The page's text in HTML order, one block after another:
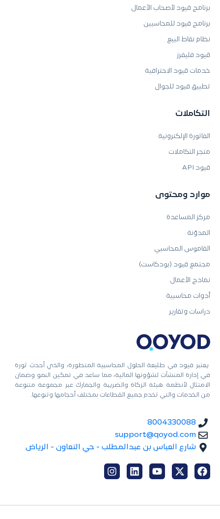
يعتبر قيود في طليعة الحلول المحاسبية المتطورة، والذي أحدث ثورة
في إدارة المنشآت لشؤونها المالية، مما ساعد في تمكين النمو وضمان
الامتثال لأنظمة هيئة الزكاة والضريبة والجمارك عبر مجموعة متنوعة
من الخدمات والتي تخدم جميع القطاعات بمختلف أحجامها وتنوعها.
8004330088
support@qoyod.com
شارع العباس بن عبدالمطلب - حي التعاون - الرياض
برنامج قيود لأصحاب الأعمال
برنامج قيود للمحاسبين
نظام نقاط البيع
قيود فليفرز
خدمات قيود الاحترافية
تطبيق قيود للجوال
التكاملات
الفاتورة الإلكترونية
متجر التكاملات
قيود API
موارد ومحتوى
مركز المساعدة
المدوّنة
القاموس المحاسبي
مجتمع قيود (بودكاست)
نماذج الأعمال
أدوات محاسبية
دراسات وتقارير